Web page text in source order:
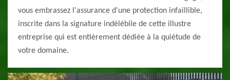
vous embrassez l'assurance d'une protection infaillible,
inscrite dans la signature indélébile de cette illustre
entreprise qui est entièrement dédiée à la quiétude de
votre domaine.